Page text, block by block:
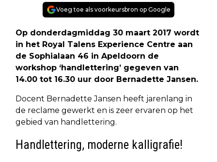
Voeg toe als voorkeursbron op Google
Op donderdagmiddag 30 maart 2017 wordt
in het Royal Talens Experience Centre aan
de Sophialaan 46 in Apeldoorn de
workshop ‘handlettering’ gegeven van
14.00 tot 16.30 uur door Bernadette Jansen.
Docent Bernadette Jansen heeft jarenlang in
de reclame gewerkt en is zeer ervaren op het
gebied van handlettering.
Handlettering, moderne kalligrafie!